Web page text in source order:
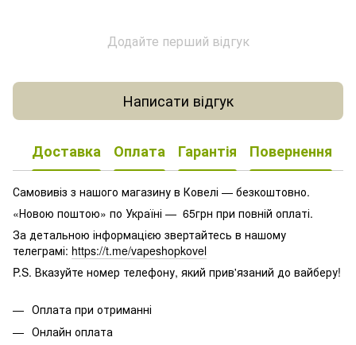
Додайте перший відгук
Написати відгук
Доставка Оплата Гарантія Повернення
Самовивіз з нашого магазину в Ковелі — безкоштовно.
«Новою поштою» по Україні — 65грн при повній оплаті.
За детальною інформацією звертайтесь в нашому
телеграмі: https://t.me/vapeshopkovel
P.S. Вказуйте номер телефону, який прив'язаний до вайберу!
Оплата при отриманні
Онлайн оплата